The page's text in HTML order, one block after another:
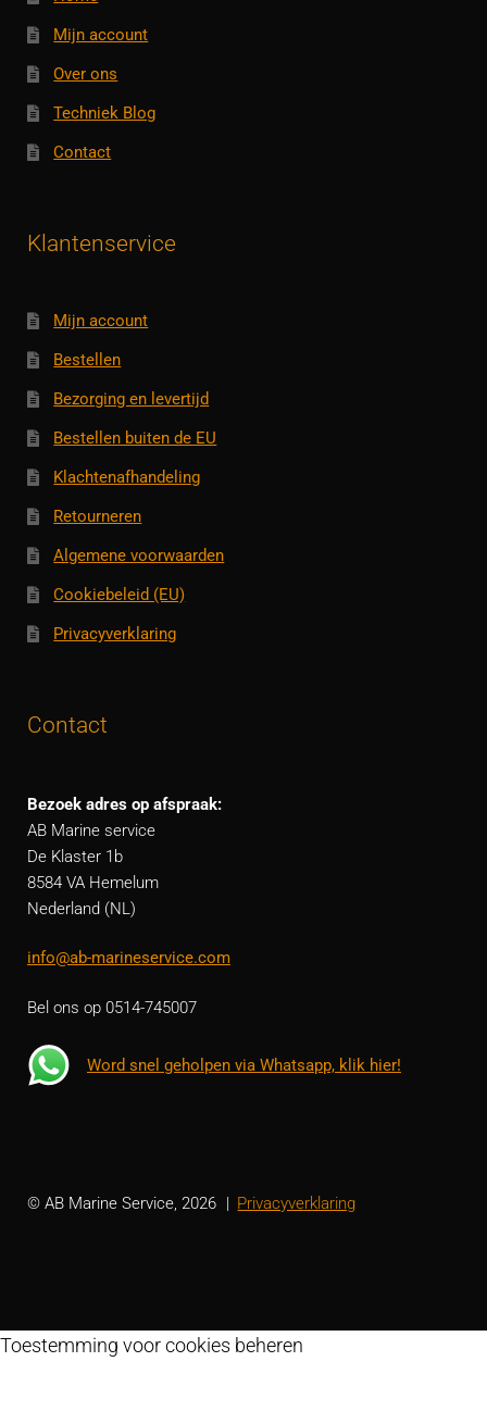
Mijn account
Over ons
Techniek Blog
Contact
Klantenservice
Mijn account
Bestellen
Bezorging en levertijd
Bestellen buiten de EU
Klachtenafhandeling
Retourneren
Algemene voorwaarden
Cookiebeleid (EU)
Privacyverklaring
Contact
Bezoek adres op afspraak:
AB Marine service
De Klaster 1b
8584 VA Hemelum
Nederland (NL)
info@ab-marineservice.com
Bel ons op 0514-745007
Word snel geholpen via Whatsapp, klik hier!
© AB Marine Service, 2026 Privacyverklaring
Toestemming voor cookies beheren